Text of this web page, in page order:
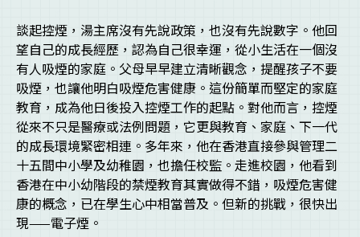
談起控煙，湯主席沒有先說政策，也沒有先說數字。他回
望自己的成長經歷，認為自己很幸運，從小生活在一個沒
有人吸煙的家庭。父母早早建立清晰觀念，提醒孩子不要
吸煙，也讓他明白吸煙危害健康。這份簡單而堅定的家庭
教育，成為他日後投入控煙工作的起點。對他而言，控煙
從來不只是醫療或法例問題，它更與教育、家庭、下一代
的成長環境緊密相連。多年來，他在香港直接參與管理二
十五間中小學及幼稚園，也擔任校監。走進校園，他看到
香港在中小幼階段的禁煙教育其實做得不錯，吸煙危害健
康的概念，已在學生心中相當普及。但新的挑戰，很快出
現——電子煙。